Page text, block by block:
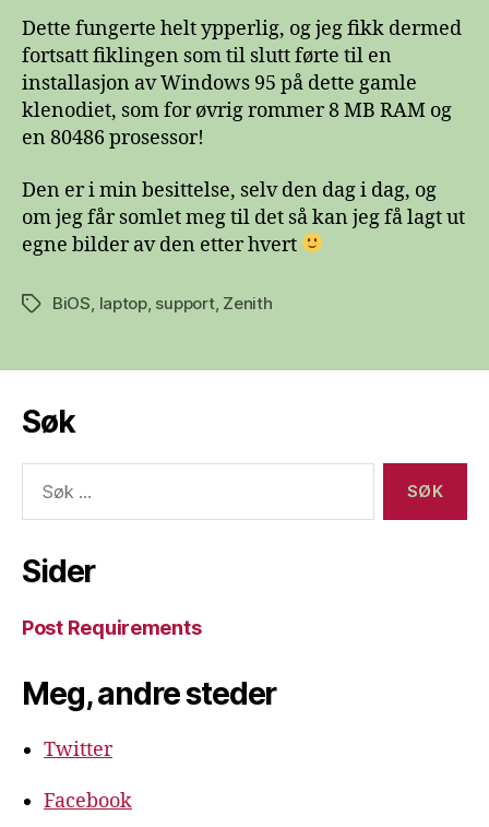
Dette fungerte helt ypperlig, og jeg fikk dermed
fortsatt fiklingen som til slutt førte til en
installasjon av Windows 95 på dette gamle
klenodiet, som for øvrig rommer 8 MB RAM og
en 80486 prosessor!
Den er i min besittelse, selv den dag i dag, og
om jeg får somlet meg til det så kan jeg få lagt ut
egne bilder av den etter hvert
Stikkord
BiOS laptop, support, Zenith
Søk
etter:
Sider
Post Requirements
Meg, andre steder
Twitter
Facebook